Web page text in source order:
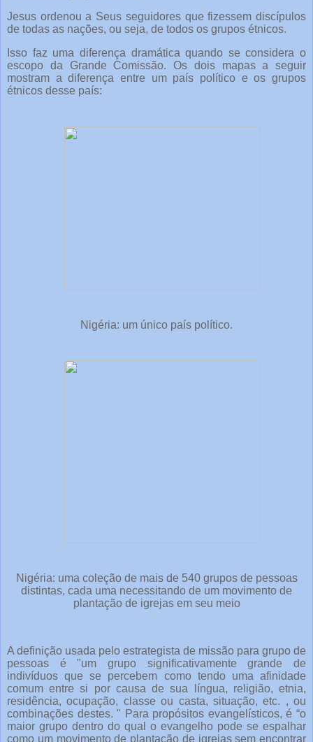
Jesus ordenou a Seus seguidores que fizessem discípulos
de todas as nações, ou seja, de todos os grupos étnicos.
Isso faz uma diferença dramática quando se considera o
escopo da Grande Comissão. Os dois mapas a seguir
mostram a diferença entre um país político e os grupos
étnicos desse país:
Nigéria: um único país político.
Nigéria: uma coleção de mais de 540 grupos de pessoas
distintas, cada uma necessitando de um movimento de
plantação de igrejas em seu meio
A definição usada pelo estrategista de missão para grupo de
pessoas é "um grupo significativamente grande de
indivíduos que se percebem como tendo uma afinidade
comum entre si por causa de sua língua, religião, etnia,
residência, ocupação, classe ou casta, situação, etc. , ou
combinações destes. " Para propósitos evangelísticos, é “o
maior grupo dentro do qual o evangelho pode se espalhar
como um movimento de plantação de igrejas sem encontrar